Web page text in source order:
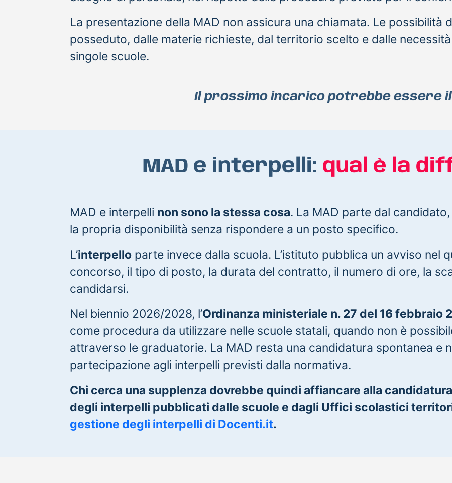
La presentazione della MAD non assicura una chiamata. Le possibilità
posseduto, dalle materie richieste, dal territorio scelto e dalle
singole scuole.
Il prossimo incarico potrebbe essere
MAD e interpelli: qual è la
MAD e interpelli non sono la stessa cosa. La MAD parte dal
la propria disponibilità senza rispondere a un posto specifico.
L’interpello parte invece dalla scuola. L’istituto pubblica un avviso nel
concorso, il tipo di posto, la durata del contratto, il numero di ore, la
candidarsi.
Nel biennio 2026/2028, l’Ordinanza ministeriale n. 27 del 16 febbraio
come procedura da utilizzare nelle scuole statali, quando non è
attraverso le graduatorie. La MAD resta una candidatura spontanea e
partecipazione agli interpelli previsti dalla normativa.
Chi cerca una supplenza dovrebbe quindi affiancare alla
degli interpelli pubblicati dalle scuole e dagli Uffici scolastici
gestione degli interpelli di Docenti.it.